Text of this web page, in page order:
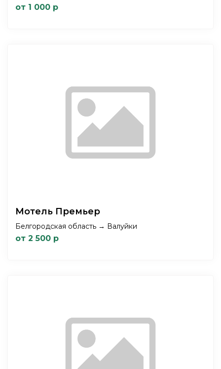
от 1 000 р
Мотель Премьер
Белгородская область → Валуйки
от 2 500 р